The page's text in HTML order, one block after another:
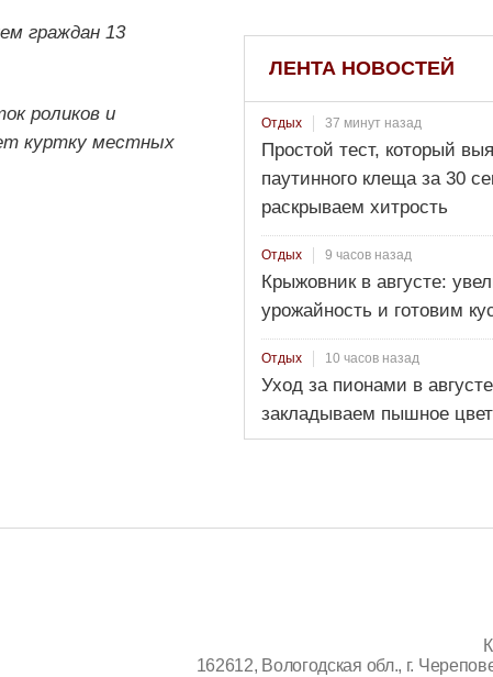
граждан 13
роликов и
куртку местных
ЛЕНТА НОВОСТЕЙ
Отдых 37 минут назад
Простой тест, который
паутинного клеща за 30
раскрываем хитрость
Отдых 9 часов назад
Крыжовник в августе:
урожайность и готовим
Отдых 10 часов назад
Уход за пионами в
закладываем пышное
новом сезоне
162612, Вологодская обл., г.